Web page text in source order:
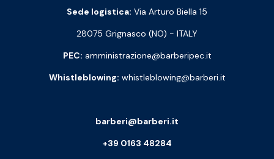
Sede logistica: Via Arturo Biella 15
28075 Grignasco (NO) - ITALY
PEC: amministrazione@barberipec.it
Whistleblowing: whistleblowing@barberi.it
barberi@barberi.it
+39 0163 48284